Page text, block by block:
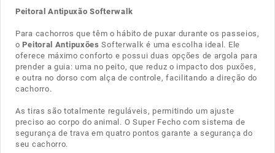
Peitoral Antipuxão Softerwalk
Para cachorros que têm o hábito de puxar durante os passeios,
oPeitoral Antipuxões Softerwalk é uma escolha ideal. Ele
oferece máximo conforto e possui duas opções de argola para
prender a guia: uma no peito, que reduz o impacto dos puxões,
e outra no dorso com alça de controle, facilitando a direção do
cachorro.
As tiras são totalmente reguláveis, permitindo um ajuste
preciso ao corpo do animal. O Super Fecho com sistema de
segurança de trava em quatro pontos garante a segurança do
seu cachorro.